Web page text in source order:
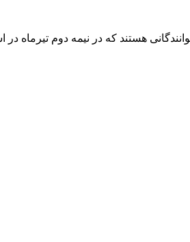
هستند که در نیمه دوم تیرماه در